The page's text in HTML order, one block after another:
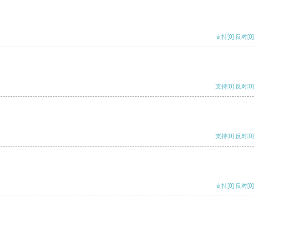
支持[0] 反对[0]
支持[0] 反对[0]
支持[0] 反对[0]
支持[0] 反对[0]